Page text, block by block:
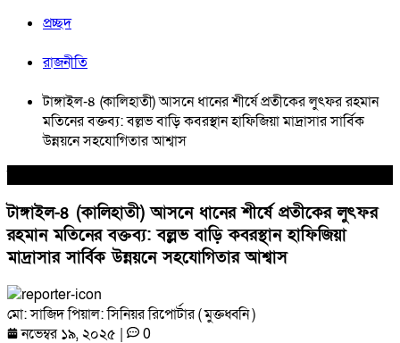
প্রচ্ছদ
রাজনীতি
টাঙ্গাইল-৪ (কালিহাতী) আসনে ধানের শীর্ষে প্রতীকের লুৎফর রহমান
মতিনের বক্তব্য: বল্লভ বাড়ি কবরস্থান হাফিজিয়া মাদ্রাসার সার্বিক
উন্নয়নে সহযোগিতার আশ্বাস
টাঙ্গাইল-৪ (কালিহাতী) আসনে ধানের শীর্ষে প্রতীকের লুৎফর
রহমান মতিনের বক্তব্য: বল্লভ বাড়ি কবরস্থান হাফিজিয়া
মাদ্রাসার সার্বিক উন্নয়নে সহযোগিতার আশ্বাস
মো: সাজিদ পিয়াল: সিনিয়র রিপোর্টার ( মুক্তধ্বনি )
নভেম্বর ১৯, ২০২৫ |
0